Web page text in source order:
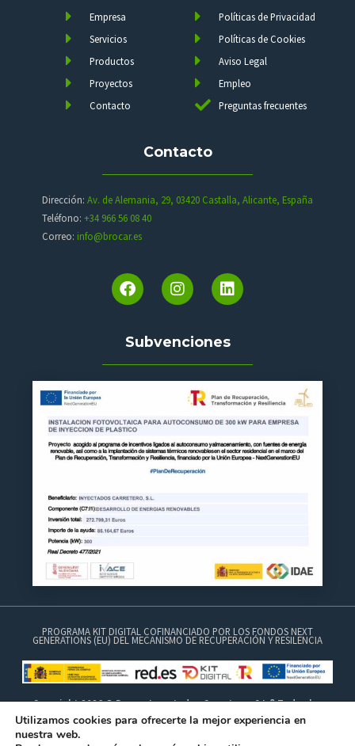
Empresa
Servicios
Productos
Proyectos
Contacto
Políticas de Privacidad
Políticas de Cookies
Aviso Legal
Empleo
Preguntas frecuentes
Contacto
Dirección: Av. de Alemania, 29, 03420 Castalla, Alicante, España
Teléfono: +34 966 56 08 40
Correo: info@brocar.es
Subvenciones
PROGRAMA KIT DIGITAL COFINANCIADO POR LOS FONDOS NEXT
GENERATIONS (EU) DEL MECANISMO DE RECUPERACIÓN Y RESILENCIA
Copyright 2026 © Brocar Inyectados Carretero, S.L.® Todos los
Utilizamos cookies para ofrecerte la mejor experiencia en
nuestra web.